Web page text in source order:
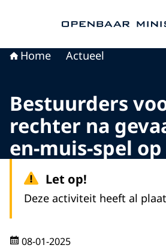
Home Actueel
Bestuurders
rechter na
en-muis-spel op
Let op!
Deze activiteit heeft al
08-01-2025